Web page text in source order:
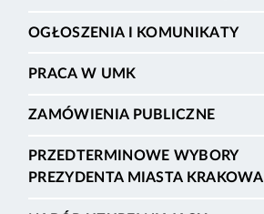
OGŁOSZENIA I KOMUNIKATY
PRACA W UMK
ZAMÓWIENIA PUBLICZNE
PRZEDTERMINOWE WYBORY
PREZYDENTA MIASTA KRAKOWA